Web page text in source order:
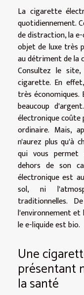
La cigarette
quotidiennement.
de distraction, la
objet de luxe très
au détriment de la
Consultez le site,
cigarette. En
très
beaucoup
électronique coûte
ordinaire. Mais,
n'aurez plus qu'à
qui vous permet
dehors de son
électronique est
sol, ni
traditionnelles.
l'environnement et
le e-liquide est bio.
Une
présentant
la santé